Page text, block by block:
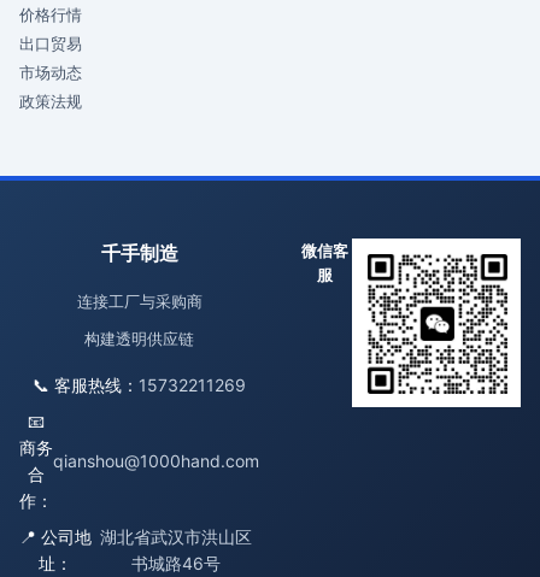
价格行情
出口贸易
市场动态
政策法规
千手制造
连接工厂与采购商
构建透明供应链
📞 客服热线： 15732211269
📧
商务
合
作：
qianshou@1000hand.com
📍 公司地
址：
湖北省武汉市洪山区
书城路46号
微信客
服